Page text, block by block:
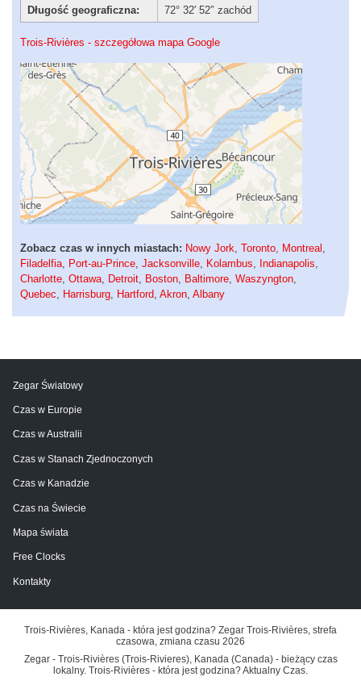
Długość geograficzna:
72° 32′ 52″ zachód
Trois-Rivières - szczegółowa mapa Google
Zobacz czas w innych miastach: Nowy Jork, Toronto, Montreal ,
Filadelfia, Port-au-Prince, Jacksonville, Kolambus, Indianapolis,
Charlotte, Ottawa, Detroit, Boston, Baltimore, Waszyngton,
Quebec, Harrisburg, Hartford, Akron, Albany
Zegar Światowy
Czas w Europie
Czas w Australii
Czas w Stanach Zjednoczonych
Czas w Kanadzie
Czas na Świecie
Mapa świata
Free Clocks
Kontakty
Trois-Rivières, Kanada - która jest godzina? Zegar Trois-Rivières, strefa
czasowa, zmiana czasu 2026
Zegar - Trois-Rivières (Trois-Rivieres), Kanada (Canada) - bieżący czas
lokalny. Trois-Rivières - która jest godzina? Aktualny Czas.